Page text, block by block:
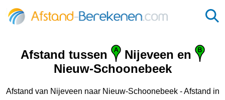
Afstand tussen
Nijeveen en
Nieuw-Schoonebeek
Afstand van Nijeveen naar Nieuw-Schoonebeek - Afstand in